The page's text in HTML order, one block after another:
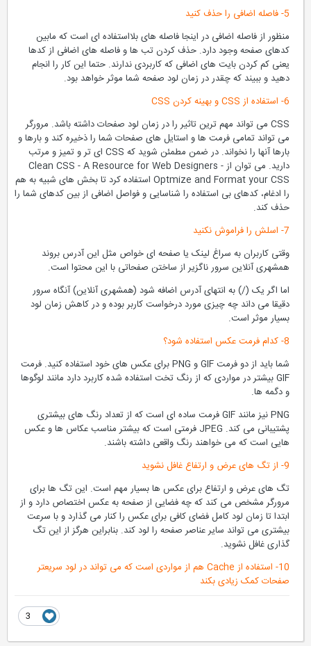
منظور از فاصله اضافی در اینجا فاصله های بلااستفاده ای است که مابین
کدهای صفحه وجود دارد. حذف کردن تب ها و فاصله های اضافی از کدها
یعنی کم کردن بایت های اضافی که کاربردی ندارند. حتما این کار را انجام
دهید و ببیند که چقدر در زمان لود صفحه شما موثر خواهد بود.
CSS
CSS می تواند مهم ترین تاثیر را در زمان لود صفحات داشته باشد. مرورگر
می تواند تمامی فرمت ها و استایل های صفحات شما را ذخیره کند و بارها و
بارها آنها را نخواند. در ضمن مطمئن شوید که CSS ای تر و تمیز و مرتب
دارید. می توان از Clean CSS - A Resource for Web Designers -
Optmize and Format your CSS استفاده کرد تا بخش های شبیه به هم
را ادغام، کدهای بی استفاده را شناسایی و فواصل اضافی از بین کدهای شما را
حذف کند.
وقتی کاربران به سراغ لینک یا صفحه ای خواص مثل این آدرس بروند
همشهری آنلاین سرور ناگزیر از ساختن صفحاتی با این محتوا است.
اما اگر یک (/) به انتهای آدرس اضافه شود (همشهری آنلاین) آنگاه سرور
دقیقا می داند چه چیزی مورد درخواست کاربر بوده و در کاهش زمان لود
بسیار موثر است.
شما باید از دو فرمت GIF و PNG برای عکس های خود استفاده کنید. فرمت
GIF بیشتر در مواردی که از رنگ تخت استفاده شده کاربرد دارد مانند لوگوها
و دگمه ها.
PNG نیز مانند GIF فرمت ساده ای است که از تعداد رنگ های بیشتری
پشتیبانی می کند. JPEG فرمتی است که بیشتر مناسب عکاس ها و عکس
هایی است که می خواهند رنگ واقعی داشته باشند.
تگ های عرض و ارتفاع برای عکس ها بسیار مهم است. این تگ ها برای
مرورگر مشخص می کند که چه فضایی از صفحه به عکس اختصاص دارد و از
ابتدا تا زمان لود کامل فضای کافی برای عکس را کنار می گذارد و با سرعت
بیشتری می تواند سایر عناصر صفحه را لود کند. بنابراین هرگز از این تگ
گذاری غافل نشوید.
که می تواند در لود سریعتر
صفحات کمک زیادی بکند